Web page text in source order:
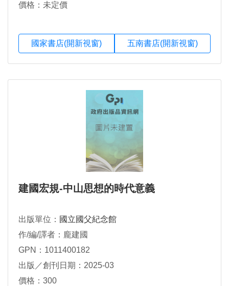
價格：未定價
國家書店(開新視窗) 五南書店(開新視窗)
建國宏規-中山思想的時代意義
出版單位： 國立國父紀念館
作/編/譯者：龐建國
GPN：1011400182
出版／創刊日期：2025-03
價格：300